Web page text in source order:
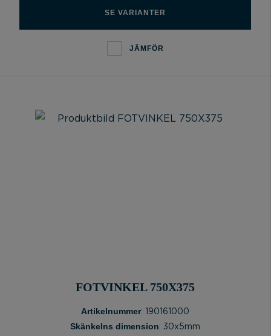
SE VARIANTER
JÄMFÖR
FOTVINKEL 750X375
Artikelnummer: 190161000
Skänkelns dimension: 30x5mm